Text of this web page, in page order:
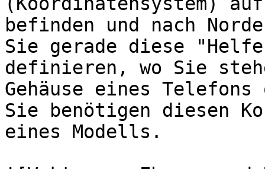
befinden und nach
Sie gerade diese
definieren, wo Sie
Gehäuse eines
Sie benötigen diesen
eines Modells.